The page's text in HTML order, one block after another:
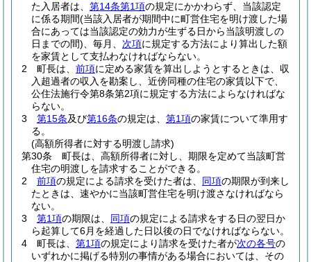
た入居者は、 第14条第1項の規定にかかわらず、当該認定
に係る期間(当該入居者が期間中に町営住宅を明け渡した場
合にあっては当該認定の効力が生ずる日から当該明渡しの
日までの間) 、毎月、 次項に規定する方法により算出した額
を家賃として支払わなければならない。
2
町長は、 前項に定める家賃を算出しようとするときは、収
入超過者の収入を勘案し、近傍同種の住宅の家賃以下で、
公住法施行令第8条第2項に規定する方法によらなければな
らない。
3
第15条及び第16条の規定は、 第1項の家賃について準用す
る。
(高額所得者に対する明渡し請求)
第30条
町長は、高額所得者に対し、期限を定めて当該町営
住宅の明渡しを請求することができる。
2
前項の規定による請求を受けた者は、 同項の期限が到来し
たときは、速やかに当該町営住宅を明け渡さなければなら
ない。
3
第1項の期限は、 同項の規定による請求をする日の翌日か
ら起算して6月を経過した日以後の日でなければならない。
4
町長は、 第1項の規定により請求を受けた者が次の各号の
いずれかに掲げる特別の事情がある場合においては、その